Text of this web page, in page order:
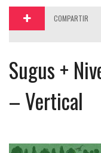
COMPARTIR
Sugus +
– Vertical